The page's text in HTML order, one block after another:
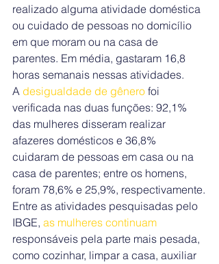
realizado alguma atividade doméstica
ou cuidado de pessoas no domicílio
em que moram ou na casa de
parentes. Em média, gastaram 16,8
horas semanais nessas atividades.
A desigualdade de gênero foi
verificada nas duas funções: 92,1%
das mulheres disseram realizar
afazeres domésticos e 36,8%
cuidaram de pessoas em casa ou na
casa de parentes; entre os homens,
foram 78,6% e 25,9%, respectivamente.
Entre as atividades pesquisadas pelo
IBGE, as mulheres continuam
responsáveis pela parte mais pesada,
como cozinhar, limpar a casa, auxiliar